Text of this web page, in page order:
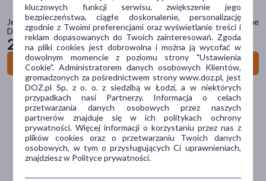
Jellystone Designs, wkład uzupełniający do butelek DIY, Glow in the
Dark, 1 szt.
22
99 zł
Do koszyka
Dostępny(62)
Wysyłka 0 zł (3)
Ostatnie sztuki(6)
Dostawa
Wysyłka
Odbiór w aptece
kluczowych funkcji serwisu, zwiększenie jego
bezpieczeństwa, ciągłe doskonalenie, personalizację
zgodnie z Twoimi preferencjami oraz wyświetlanie treści i
reklam dopasowanych do Twoich zainteresowań. Zgoda
na pliki cookies jest dobrowolna i można ją wycofać w
dowolnym momencie z poziomu strony "Ustawienia
Cookie". Administratorem danych osobowych Klientów,
gromadzonych za pośrednictwem strony www.doz.pl, jest
DOZ.pl Sp. z o. o. z siedzibą w Łodzi, a w niektórych
przypadkach nasi Partnerzy. Informacja o celach
przetwarzania danych osobowych przez naszych
partnerów znajduje się w ich politykach ochrony
prywatności. Więcej informacji o korzystaniu przez nas z
plików cookies oraz o przetwarzaniu Twoich danych
osobowych, w tym o przysługujących Ci uprawnieniach,
znajdziesz w Polityce prywatności.